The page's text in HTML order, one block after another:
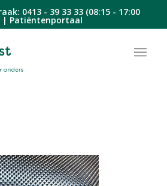
0413 - 39 33 33(08:15 - 17:00
| Patiëntenportaal